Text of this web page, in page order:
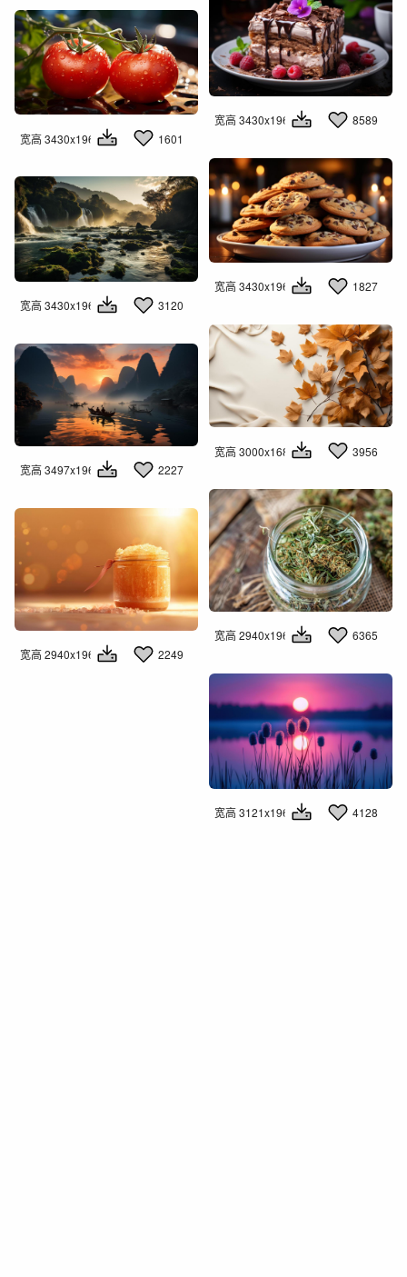
宽高 3430x1960
8589
宽高 3430x1960
1601
宽高 3430x1960
1827
宽高 3430x1960
3120
宽高 3000x1681
3956
宽高 3497x1960
2227
宽高 2940x1960
6365
宽高 2940x1960
2249
宽高 3121x1960 4128